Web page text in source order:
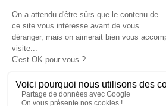
Association ALUMNI